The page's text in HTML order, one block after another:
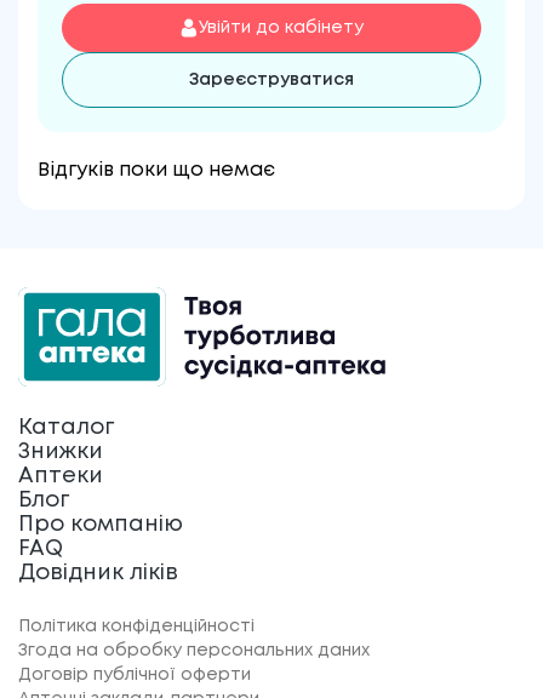
Увійти до кабінету
Зареєструватися
Відгуків поки що немає
Каталог
Знижки
Аптеки
Блог
Про компанію
FAQ
Довідник ліків
Політика конфіденційності
Згода на обробку персональних даних
Договір публічної оферти